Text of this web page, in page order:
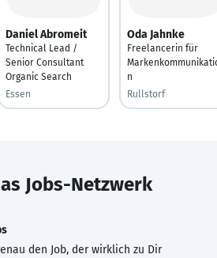
Daniel Abromeit
Technical Lead /
Senior Consultant
Organic Search
Essen
Oda Jahnke
Freelancerin für
n
Rullstorf
Jobs-Netzwerk
den Job, der wirklich zu Dir